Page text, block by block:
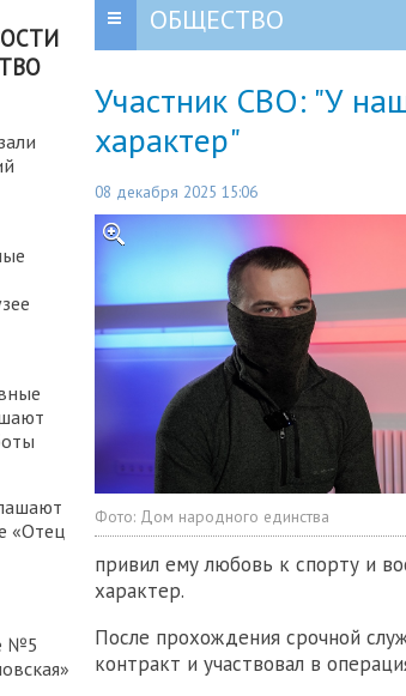
«Отец
№5
ОБЩЕСТВО
Участник СВО: "У
характер"
08 декабря 2025 15:06
Фото: Дом народного единства
привил ему любовь к спорту и
характер.
После прохождения срочной
контракт и участвовал в